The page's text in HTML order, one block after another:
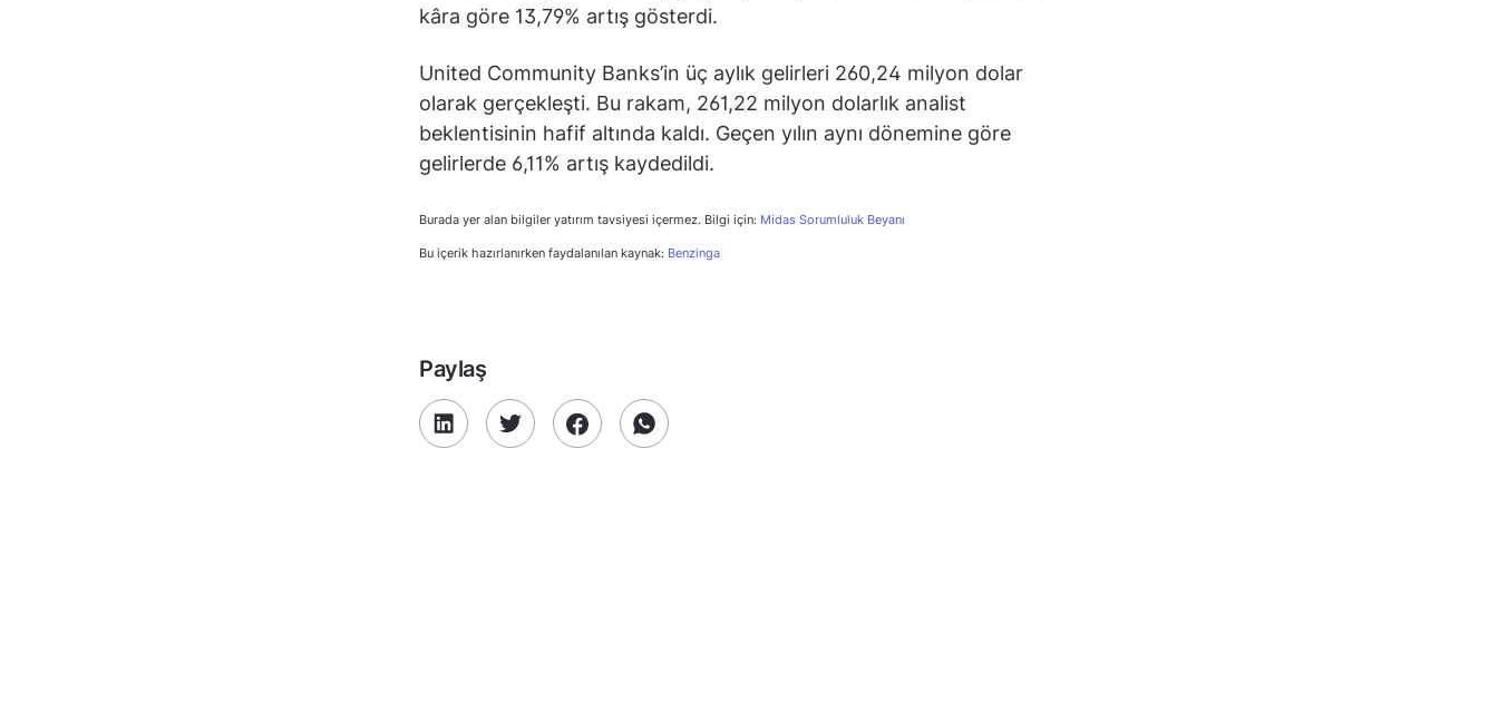
kâra göre 13,79% artış gösterdi.
United Community Banks’in üç aylık gelirleri 260,24 milyon dolar
olarak gerçekleşti. Bu rakam, 261,22 milyon dolarlık analist
beklentisinin hafif altında kaldı. Geçen yılın aynı dönemine göre
gelirlerde 6,11% artış kaydedildi.
Burada yer alan bilgiler yatırım tavsiyesi içermez. Bilgi için: Midas Sorumluluk Beyanı
Bu içerik hazırlanırken faydalanılan kaynak: Benzinga
Paylaş